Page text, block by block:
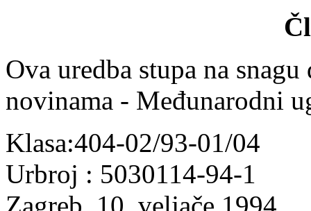
Ova uredba stupa na
novinama - Međunarodni
Klasa:404-02/93-01/04
Urbroj : 5030114-94-1
Zagreb, 10. veljače 1994.